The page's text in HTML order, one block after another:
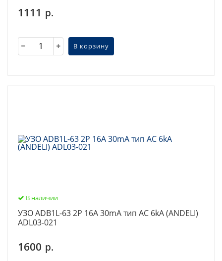
1111 р.
В корзину
В наличии
УЗО ADB1L-63 2P 16A 30mA тип AC 6kA (ANDELI)
ADL03-021
1600 р.